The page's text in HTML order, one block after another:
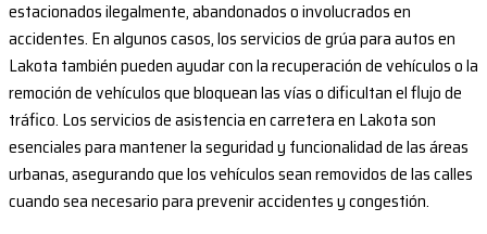
estacionados ilegalmente, abandonados o involucrados en
accidentes. En algunos casos, los servicios de grúa para autos en
Lakota también pueden ayudar con la recuperación de vehículos o la
remoción de vehículos que bloquean las vías o dificultan el flujo de
tráfico. Los servicios de asistencia en carretera en Lakota son
esenciales para mantener la seguridad y funcionalidad de las áreas
urbanas, asegurando que los vehículos sean removidos de las calles
cuando sea necesario para prevenir accidentes y congestión.